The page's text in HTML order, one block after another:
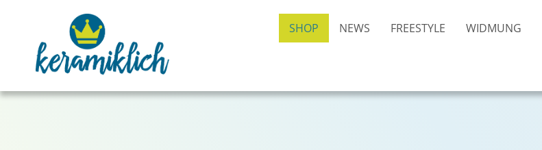
SHOP NEWS FREESTYLE WIDMUNG